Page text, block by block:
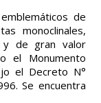
de
monoclinales,
y de gran valor
el Monumento
el Decreto N°
Se encuentra